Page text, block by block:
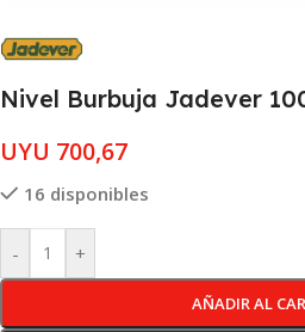
Nivel Burbuja Jadever
UYU 700,67
16 disponibles
- +
AÑADIR AL